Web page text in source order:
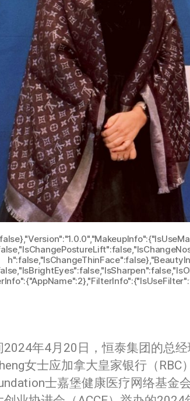
2024年4月20日，恒泰集团的总
女士应加拿大皇家银行（RBC
士嘉堡健康医疗网络基金